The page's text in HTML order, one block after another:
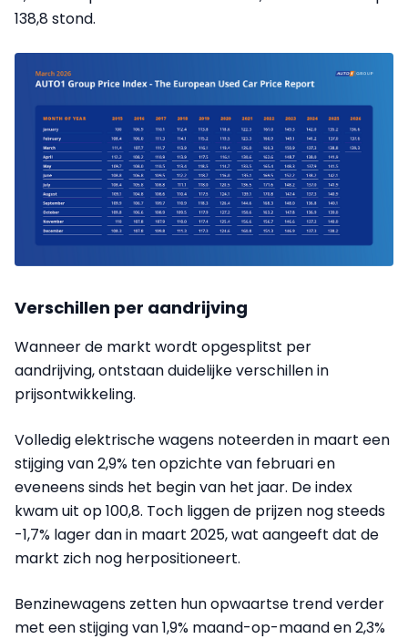
138,8 stond.
Verschillen per aandrijving
Wanneer de markt wordt opgesplitst per
aandrijving, ontstaan duidelijke verschillen in
prijsontwikkeling.
Volledig elektrische wagens noteerden in maart een
stijging van 2,9% ten opzichte van februari en
eveneens sinds het begin van het jaar. De index
kwam uit op 100,8. Toch liggen de prijzen nog steeds
-1,7% lager dan in maart 2025, wat aangeeft dat de
markt zich nog herpositioneert.
Benzinewagens zetten hun opwaartse trend verder
met een stijging van 1,9% maand-op-maand en 2,3%